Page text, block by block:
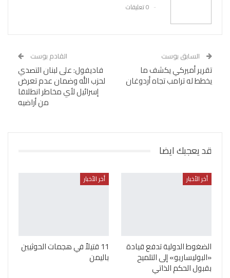
0 تعليقات
السابق بوست
تقرير أميركي يكشف ما
يخطط له ترامب تجاه أردوغان
القادم بوست
فاديفول: على لبنان التصدي
لحزب الله وضمان عدم تعرض
إسرائيل لأي مخاطر انطلاقا
من أراضيه
قد يعجبك ايضا
أخر الأخبار
الضغوط الدولية تدفع قيادة
«البوليساريو» إلى التلميح
بقبول الحكم الذاتي
أخر الأخبار
11 قتيلاً في هجمات الحوثيين
باليمن